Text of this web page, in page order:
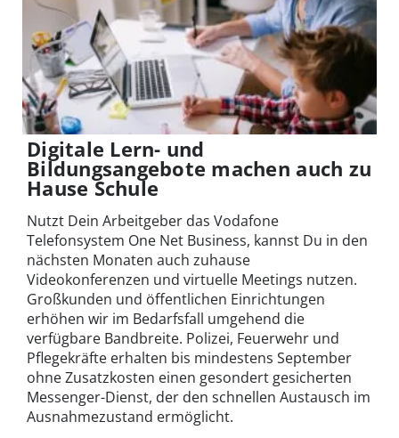
Digitale Lern- und
Bildungsangebote machen auch zu
Hause Schule
Nutzt Dein Arbeitgeber das Vodafone
Telefonsystem One Net Business, kannst Du in den
nächsten Monaten auch zuhause
Videokonferenzen und virtuelle Meetings nutzen.
Großkunden und öffentlichen Einrichtungen
erhöhen wir im Bedarfsfall umgehend die
verfügbare Bandbreite. Polizei, Feuerwehr und
Pflegekräfte erhalten bis mindestens September
ohne Zusatzkosten einen gesondert gesicherten
Messenger-Dienst, der den schnellen Austausch im
Ausnahmezustand ermöglicht.